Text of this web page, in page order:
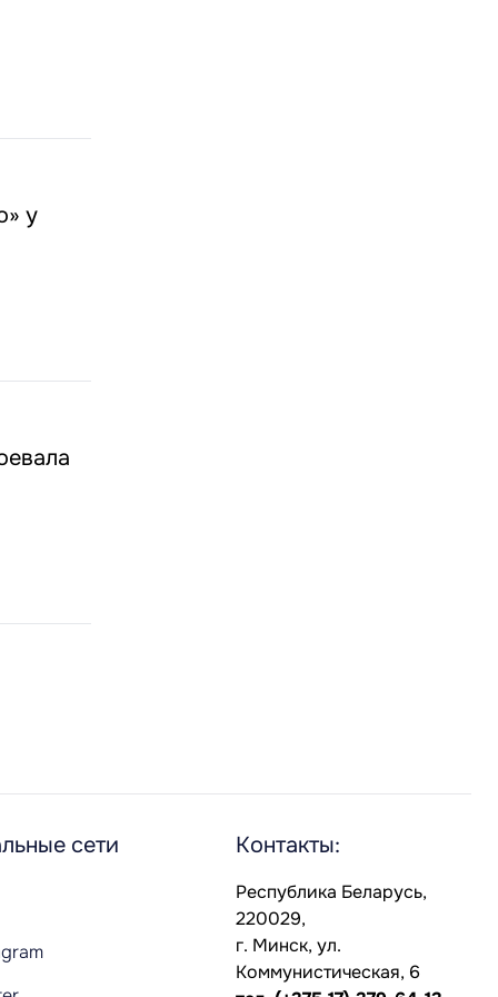
у
сети Контакты:
Республика Беларусь,
220029,
г. Минск, ул.
Коммунистическая, 6